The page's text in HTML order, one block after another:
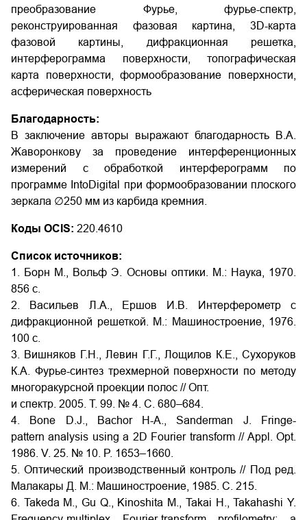
преобразование Фурье, фурье-спектр,
реконструированная фазовая картина, 3D-карта
фазовой картины, дифракционная решетка,
интерферограмма поверхности, топографическая
карта поверхности, формообразование поверхности,
асферическая поверхность
Благодарность:
В заключение авторы выражают благодарность В.А.
Жаворонкову за проведение интерференционных
измерений с обработкой интерферограмм по
программе IntoDigital при формообразовании плоского
зеркала ∅250 мм из карбида кремния.
Коды OCIS: 220.4610
Список источников:
1. Борн М., Вольф Э. Основы оптики. М.: Наука, 1970.
856 с.
2. Васильев Л.А., Ершов И.В. Интерферометр с
дифракционной решеткой. М.: Машиностроение, 1976.
100 с.
3. Вишняков Г.Н., Левин Г.Г., Лощилов К.Е., Сухоруков
К.А. Фурье-синтез трехмерной поверхности по методу
многоракурсной проекции полос // Опт.
и спектр. 2005. Т. 99. № 4. С. 680–684.
4. Bone D.J., Bachor H-A., Sanderman J. Fringe-
pattern analysis using a 2D Fourier transform // Appl. Opt.
1986. V. 25. № 10. P. 1653–1660.
5. Оптический производственный контроль // Под ред.
Малакары Д. М.: Машиностроение, 1985. С. 215.
6. Takeda M., Gu Q., Kinoshita M., Takai H., Takahashi Y.